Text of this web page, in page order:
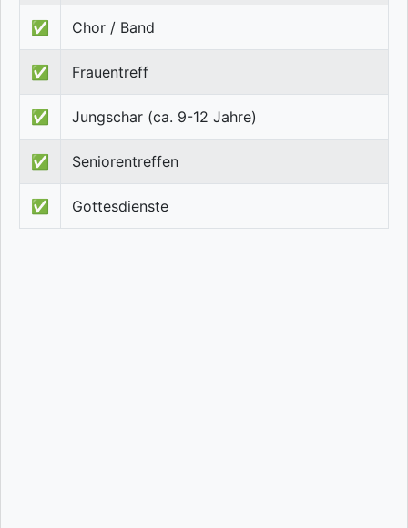
✅ Chor / Band
✅ Frauentreff
✅ Jungschar (ca. 9-12 Jahre)
✅ Seniorentreffen
✅ Gottesdienste